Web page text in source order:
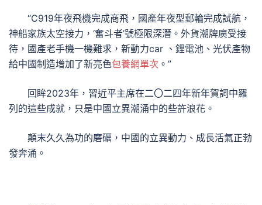
“C919年夜飛機完成商飛，國產年夜型郵輪完成試航，
神船家族太空接力，‘奮斗者’號極限深潛。外貨潮牌廣受接
待，國產老手機一機難求，新動力car 、鋰電池、光伏產物
給中國制造增加了新亮色包養網單次 。”
回眸2023年，習近平主席在二〇二四年新年賀詞中羅
列的這些成就，只是中國立異潮涌中的些許浪花。
顛末久久為功的磨礪，中國的立異動力、成長活氣正勃
發奔涌。